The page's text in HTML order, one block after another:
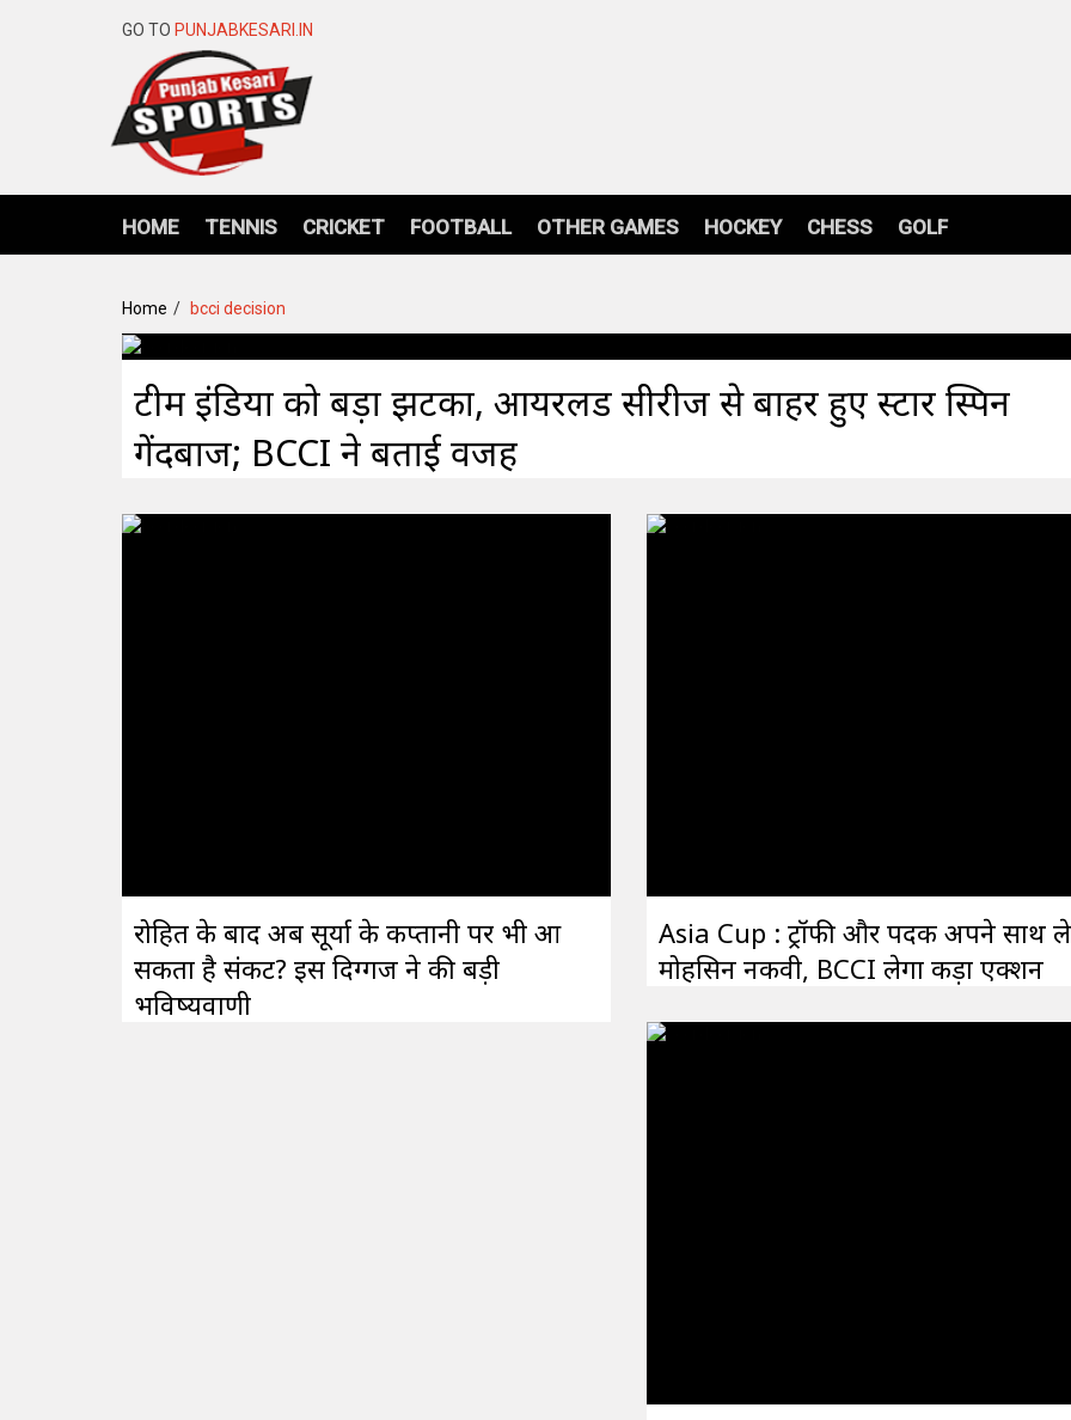
GO TO PUNJABKESARI.IN
HOME TENNIS CRICKET FOOTBALL OTHER GAMES HOCKEY CHESS GOLF
Home bcci decision
टीम इंडिया को बड़ा झटका, आयरलैंड सीरीज से बाहर हुए स्टार स्पिन
गेंदबाज; BCCI ने बताई वजह
रोहित के बाद अब सूर्या के कप्तानी पर भी आ
सकता है संकट? इस दिग्गज ने की बड़ी
भविष्यवाणी
Asia Cup : ट्रॉफी और पदक अपने साथ
मोहसिन नकवी, BCCI लेगा कड़ा एक्शन